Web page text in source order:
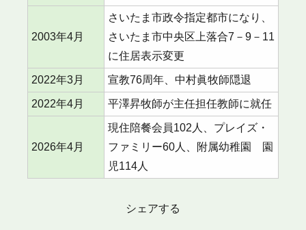
2003年4月
さいたま市政令指定都市になり、
さいたま市中央区上落合7－9－11
に住居表示変更
2022年3月 宣教76周年、中村眞牧師隠退
2022年4月 平澤昇牧師が主任担任教師に就任
2026年4月
現住陪餐会員102人、プレイズ・
ファミリー60人、附属幼稚園 園
児114人
シェアする